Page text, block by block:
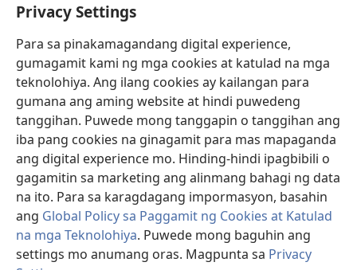
Privacy Settings
Para sa pinakamagandang digital experience,
gumagamit kami ng mga cookies at katulad na mga
teknolohiya. Ang ilang cookies ay kailangan para
gumana ang aming website at hindi puwedeng
tanggihan. Puwede mong tanggapin o tanggihan ang
iba pang cookies na ginagamit para mas mapaganda
ang digital experience mo. Hinding-hindi ipagbibili o
gagamitin sa marketing ang alinmang bahagi ng data
na ito. Para sa karagdagang impormasyon, basahin
ang Global Policy sa Paggamit ng Cookies at Katulad
na mga Teknolohiya. Puwede mong baguhin ang
settings mo anumang oras. Magpunta sa Privacy
16 Nang makita iyon ng limang panginoon ng mga
17 Ito ang mga gintong almoranas na ipinadala ng
mga Filisteo para kay Jehova bilang handog para sa
pagkakasala:
p isa para sa Asdod, q isa para sa Gaza,
isa para sa Askelon, isa para sa Gat,
isa para sa
Ekron.
18 At ang bilang ng mga gintong daga ay
ayon sa bilang ng lahat ng lunsod ng mga Filisteo na
sakop ng limang panginoon—ang mga napapaderang
*lunsod at ang mga nayon sa labas nito.
At ang malaking bato na pinagpatungan nila ng
Kaban ni Jehova sa lupain ni Josue na Bet-semita ay
nagsisilbing patotoo hanggang sa araw na ito. 19